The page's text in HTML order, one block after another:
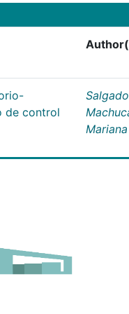
de control
Salgado
Mariana